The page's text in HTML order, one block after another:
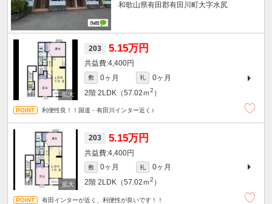
和歌山県有田郡有田川町大字水尻
203 5.15万円
4,400円
敷 0ヶ月 礼
0ヶ月
2階 2LDK（57.02ｍ2 ）
利便性良！！国道・有田川インター近く♪
203 5.15万円
4,400円
敷 0ヶ月 礼
0ヶ月
2階 2LDK（57.02ｍ2 ）
有田インターが近く、利便性が良いです！！